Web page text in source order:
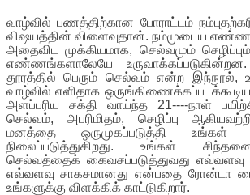
வாழ்வில் பணத்திற்கான போராட்டம்
விஷயத்தின் விளைவுதான். நம்முடைய
அதைவிட முக்கியமாக, செல்வமும்
எண்ணங்களாலேயே
தூரத்தில் பெரும் செல்வம் என்ற இந்நூல்,
வாழ்வில் எளிதாக
அளப்பரிய சக்தி வாய்ந்த 21----நாள்
செல்வம், அபரிமிதம், செழிப்பு
மனத்தை ஒருமுகப்படுத்தி
நிலைப்படுத்துகிறது. உங்கள்
செல்வத்தைக் கைவசப்படுத்துவது எவ்வளவு
எவ்வளவு சாகசமானது என்பதை ரோன்டா
உங்களுக்கு விளக்கிக் காட்டுகிறார்.